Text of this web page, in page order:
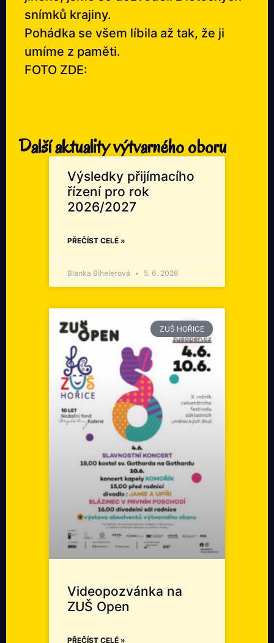
snímků krajiny.
Pohádka se všem líbila až tak, že ji
umíme z paměti.
FOTO ZDE:
Další aktuality výtvarného oboru
Výsledky přijímacího
řízení pro rok
2026/2027
PŘEČÍST CELÉ »
Blanka Bihelerová 5. 6. 2026
ZUŠ HOŘICE
Videopozvánka na
ZUŠ Open
PŘEČÍST CELÉ »